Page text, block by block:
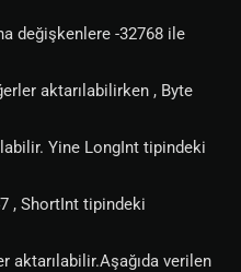
değişkenlere -32768 ile
aktarılabilirken , Byte
Yine LongInt tipindeki
, ShortInt tipindeki
aktarılabilir.Aşağıda verilen